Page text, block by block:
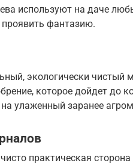
используют на даче
проявить фантазию.
экологически чистый
которое дойдет до
улаженный заранее
практическая